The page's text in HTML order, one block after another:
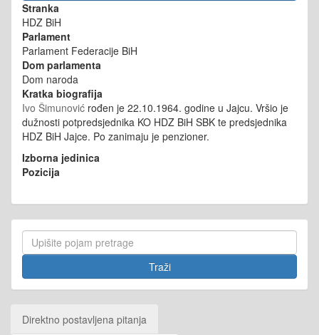
Stranka
HDZ BiH
Parlament
Parlament Federacije BiH
Dom parlamenta
Dom naroda
Kratka biografija
Ivo Šimunović rođen je 22.10.1964. godine u Jajcu. Vršio je
dužnosti potpredsjednika KO HDZ BiH SBK te predsjednika
HDZ BiH Jajce. Po zanimaju je penzioner.
Izborna jedinica
Pozicija
Direktno postavljena pitanja